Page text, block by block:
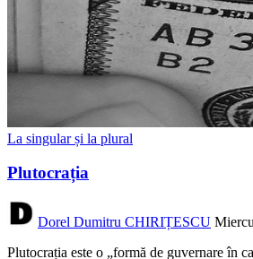
La singular și la plural
Plutocrația
Dorel Dumitru CHIRIȚESCU
Plutocrația este o „formă de guvernare în